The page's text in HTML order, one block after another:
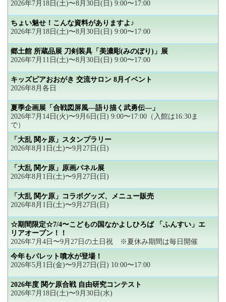
2026年7月18日(土)〜8月30日(日) 9:00〜17:00
ちょい魅せ！こんな資料がありますよ♪
2026年7月18日(土)〜8月30日(日) 9:00〜17:00
郷土館 所蔵品展 刀剣装具「美濃彫(みのぼり)」展
2026年7月11日(土)〜8月30日(日) 9:00〜17:00
キッズピアおおがき 交流サロン 8月イベント
2026年8月各日
夏季企画展「合戦図屏風―語り描く武勇伝―」
2026年7月14日(火)〜9月6日(日) 9:00〜17:00（入館は16:30ま
で）
「大乱 関ヶ原」スタンプラリー
2026年8月1日(土)〜9月27日(日)
「大乱 関ケ原」原画パネル展
2026年8月1日(土)〜9月27日(日)
「大乱 関ケ原」コラボグッズ、メニュー販売
2026年8月1日(土)〜9月27日(日)
☆期間限定☆7/4〜こどもの国なかよしひろば 「ふんすい」エ
リアオープン！！
2026年7月4日〜9月27日の土日祝 ※夏休み期間は毎日開催
今年もパレット噴水が登場！
2026年5月1日(金)〜9月27日(日) 10:00〜17:00
2026年度 関ケ原合戦 自由研究コンテスト
2026年7月18日(土)〜9月30日(水)